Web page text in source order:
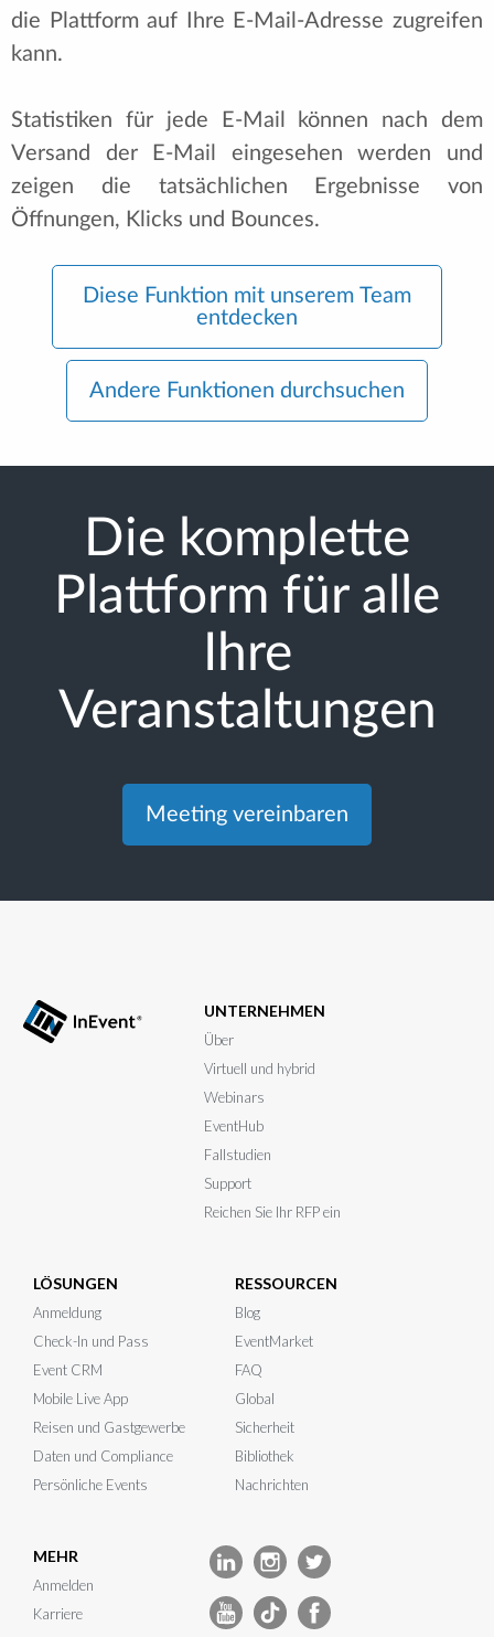
die Plattform auf Ihre E-Mail-Adresse zugreifen
kann.
Statistiken für jede E-Mail können nach dem
Versand der E-Mail eingesehen werden und
zeigen die tatsächlichen Ergebnisse von
Öffnungen, Klicks und Bounces.
Diese Funktion mit unserem Team
entdecken
Andere Funktionen durchsuchen
Die komplette
Plattform für alle
Ihre
Veranstaltungen
Meeting vereinbaren
UNTERNEHMEN
Über
Virtuell und hybrid
Webinars
EventHub
Fallstudien
Support
Reichen Sie Ihr RFP ein
LÖSUNGEN
Anmeldung
Check-In und Pass
Event CRM
Mobile Live App
Reisen und Gastgewerbe
Daten und Compliance
Persönliche Events
RESSOURCEN
Blog
EventMarket
FAQ
Global
Sicherheit
Bibliothek
Nachrichten
MEHR
Anmelden
Karriere